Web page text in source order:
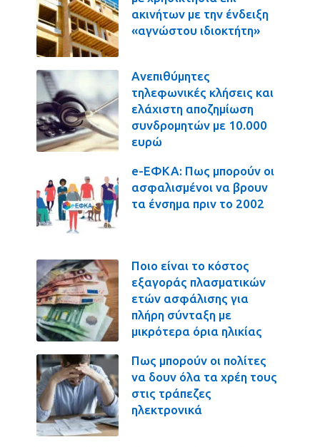
ακινήτων με την ένδειξη
«αγνώστου ιδιοκτήτη»
Ανεπιθύμητες
τηλεφωνικές κλήσεις και
ελάχιστη αποζημίωση
συνδρομητών με 10.000
ευρώ
e-ΕΦΚΑ: Πως μπορούν οι
ασφαλισμένοι να βρουν
τα ένσημα πριν το 2002
Ποιο είναι το κόστος
εξαγοράς πλασματικών
ετών ασφάλισης για
πλήρη σύνταξη με
μικρότερα όρια ηλικίας
Πως μπορούν οι πολίτες
να δουν όλα τα χρέη τους
στις τράπεζες
ηλεκτρονικά